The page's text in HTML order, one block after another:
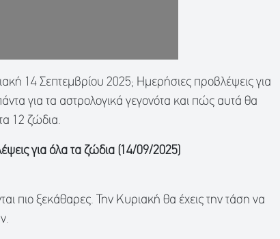
14 Σεπτεμβρίου 2025; Ημερήσιες προβλέψεις για
για τα αστρολογικά γεγονότα και πώς αυτά θα
12 ζώδια.
για όλα τα ζώδια (14/09/2025)
πιο ξεκάθαρες. Την Κυριακή θα έχεις την τάση να